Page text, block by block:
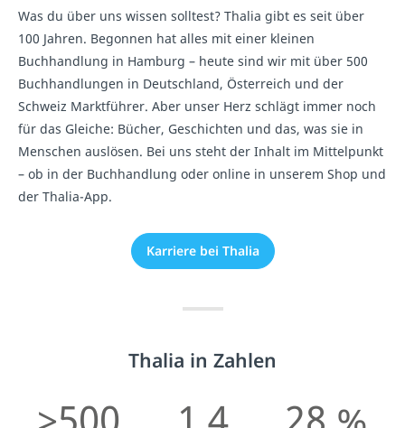
Was du über uns wissen solltest? Thalia gibt es seit über
100 Jahren. Begonnen hat alles mit einer kleinen
Buchhandlung in Hamburg – heute sind wir mit über 500
Buchhandlungen in Deutschland, Österreich und der
Schweiz Marktführer. Aber unser Herz schlägt immer noch
für das Gleiche: Bücher, Geschichten und das, was sie in
Menschen auslösen. Bei uns steht der Inhalt im Mittelpunkt
– ob in der Buchhandlung oder online in unserem Shop und
der Thalia-App.
Karriere bei Thalia
Thalia in Zahlen